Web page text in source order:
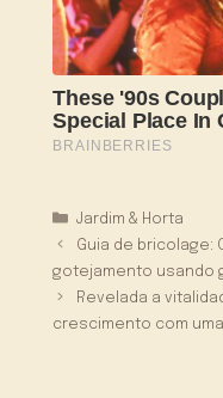
Categorias
Jardim & Horta
Guia de bricolage:
gotejamento usando
Revelada a
crescimento com